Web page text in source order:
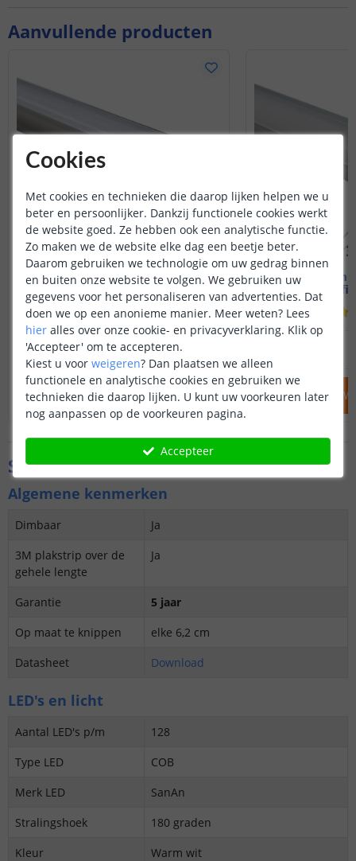
Aanvullende producten
1M - compleet profiel
Inbouw - smal en hoog
(6 reviews)
OP VOORRAAD 12
IN WINKELWAGEN
1M -
IN
Specificaties
Algemene kenmerken
Dimbaar
Ja
3M plakstrip over de
gehele lengte
Ja
Garantie
5 jaar
Op maat te knippen
elke 6,2 cm
Datasheet
Download
LED's en licht
Aantal LED's p/m
128
Type LED
COB
Merk LED
SanAn
Stralingshoek
180 graden
Kleur
Warm wit
Cookies
Met cookies en technieken die daarop lijken helpen we u
beter en persoonlijker. Dankzij functionele cookies werkt
de website goed. Ze hebben ook een analytische functie.
Zo maken we de website elke dag een beetje beter.
Daarom gebruiken we technologie om uw gedrag binnen
en buiten onze website te volgen. We gebruiken uw
gegevens voor het personaliseren van advertenties. Dat
doen we op een anonieme manier. Meer weten? Lees
hier alles over onze cookie- en privacyverklaring. Klik op
'Accepteer' om te accepteren.
Kiest u voor weigeren? Dan plaatsen we alleen
functionele en analytische cookies en gebruiken we
technieken die daarop lijken. U kunt uw voorkeuren later
nog aanpassen op de voorkeuren pagina.
Accepteer